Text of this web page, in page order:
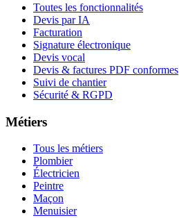
Toutes les fonctionnalités
Devis par IA
Facturation
Signature électronique
Devis vocal
Devis & factures PDF conformes
Suivi de chantier
Sécurité & RGPD
Métiers
Tous les métiers
Plombier
Électricien
Peintre
Maçon
Menuisier